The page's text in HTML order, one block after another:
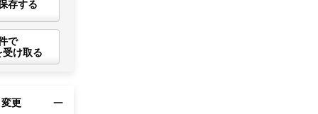
存する
で
受け取る
更